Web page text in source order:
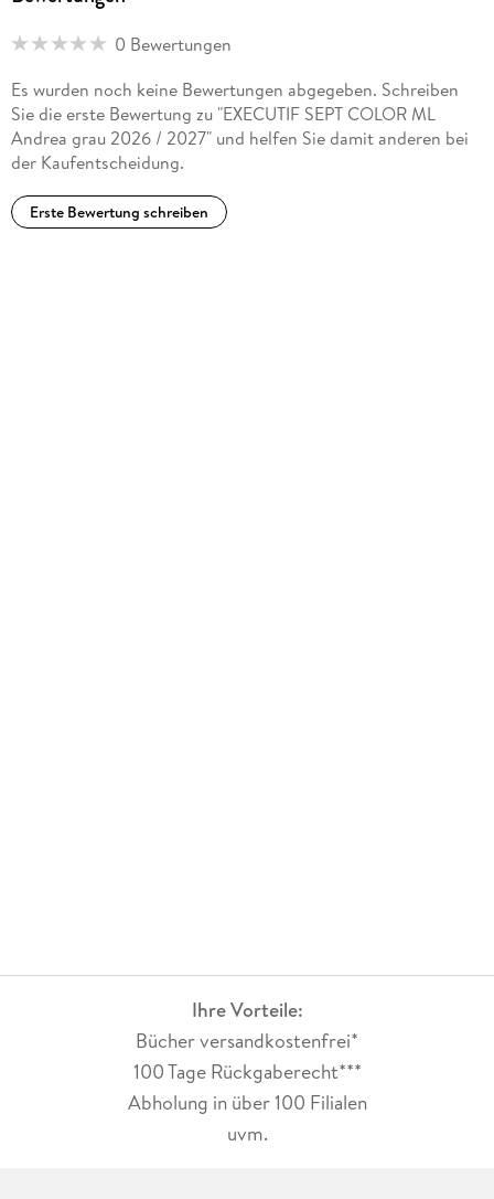
0 Bewertungen
Es wurden noch keine Bewertungen abgegeben. Schreiben
Sie die erste Bewertung zu "EXECUTIF SEPT COLOR ML
Andrea grau 2026 / 2027" und helfen Sie damit anderen bei
der Kaufentscheidung.
Erste Bewertung schreiben
Ihre Vorteile:
Bücher versandkostenfrei*
100 Tage Rückgaberecht***
Abholung in über 100 Filialen
uvm.